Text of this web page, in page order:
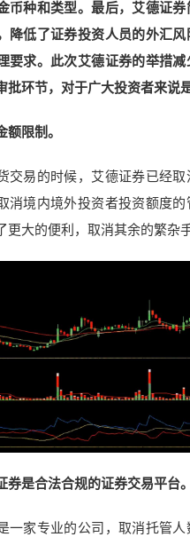
币种和类型。最后，艾德证
降低了证券投资人员的外汇
要求。此次艾德证券的举措
批环节，对于广大投资者来说
额限制。
交易的时候，艾德证券已经取
消境内境外投资者投资额度
更大的便利，取消其余的繁杂手
券是合法合规的证券交易平台。
一家专业的公司，取消托管人